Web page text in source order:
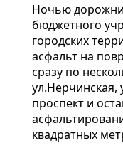
Ночью
бюджетного
городских
асфальт на
сразу по
ул.Нерчинская,
проспект и
квадратных